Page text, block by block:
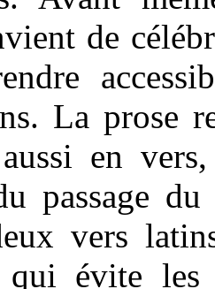
de
La prose
en
passage
vers
qui évite